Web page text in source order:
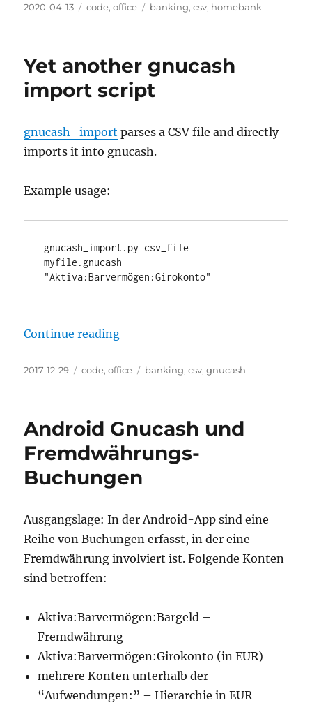
Posted
2020-04-13 Categories
code,office Tags
banking,csv, homebank
Yet another gnucash
import script
gnucash_import parses a CSV file and directly
imports it into gnucash.
Example usage:
gnucash_import.py csv_file
myfile.gnucash
"Aktiva:Barvermögen:Girokonto"
Continue reading“Yet another gnucash import
Posted
2017-12-29 Categories
code,office Tags
banking,csv,gnucash
Android Gnucash und
Fremdwährungs-
Buchungen
Ausgangslage: In der Android-App sind eine
Reihe von Buchungen erfasst, in der eine
Fremdwährung involviert ist. Folgende Konten
sind betroffen:
Aktiva:Barvermögen:Bargeld –
Fremdwährung
Aktiva:Barvermögen:Girokonto (in EUR)
mehrere Konten unterhalb der
“Aufwendungen:” – Hierarchie in EUR